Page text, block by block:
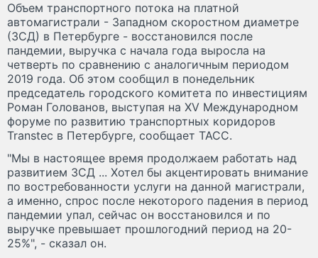
Объем транспортного потока на платной
автомагистрали - Западном скоростном диаметре
(ЗСД) в Петербурге - восстановился после
пандемии, выручка с начала года выросла на
четверть по сравнению с аналогичным периодом
2019 года. Об этом сообщил в понедельник
председатель городского комитета по инвестициям
Роман Голованов, выступая на XV Международном
форуме по развитию транспортных коридоров
Transtec в Петербурге, сообщает ТАСС.
"Мы в настоящее время продолжаем работать над
развитием ЗСД ... Хотел бы акцентировать внимание
по востребованности услуги на данной магистрали,
а именно, спрос после некоторого падения в период
пандемии упал, сейчас он восстановился и по
выручке превышает прошлогодний период на 20-
25%", - сказал он.